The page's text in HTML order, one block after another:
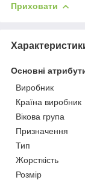
Приховати
Основні
Виробник
Країна виробник
Вікова група
Призначення
Тип
Жорсткість
Розмір